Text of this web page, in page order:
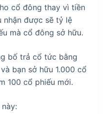
cổ đông thay vì tiền
nhận được sẽ tỷ lệ
mà cổ đông sở hữu.
bố trả cổ tức bằng
bạn sở hữu 1.000 cổ
100 cổ phiếu mới.